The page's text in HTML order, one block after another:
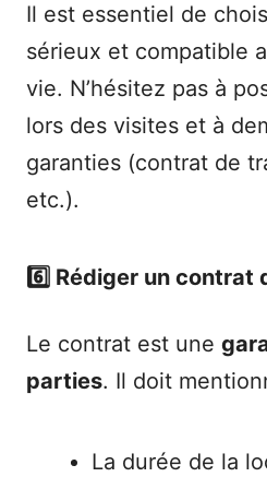
Il est essentiel de
sérieux et compatible
vie. N’hésitez pas à
lors des visites et à
garanties (contrat de
etc.).
6️⃣ Rédiger un contrat
Le contrat est une
parties. Il doit
La durée de la